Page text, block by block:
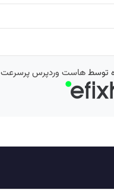
توسطهاست وردپرس پرسرعت